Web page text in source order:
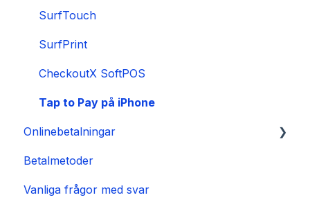
SurfTouch
SurfPrint
CheckoutX SoftPOS
Tap to Pay på iPhone
Onlinebetalningar
Integration
Betallänk
Betalmetoder
Vanliga frågor med svar